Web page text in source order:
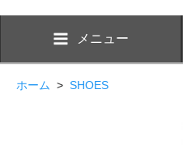
メニュー
ホーム > SHOES